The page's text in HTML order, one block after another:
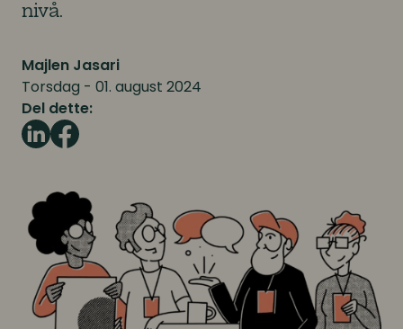
nivå.
Majlen Jasari
Torsdag - 01. august 2024
Del dette: